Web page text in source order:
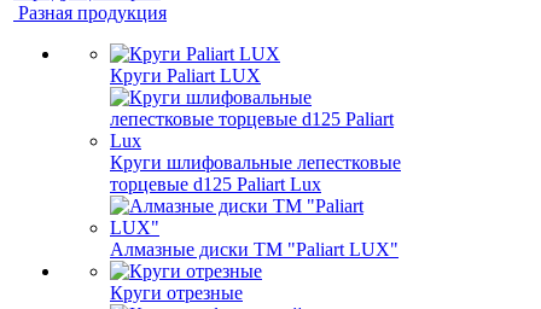
Разная продукция
Круги Paliart LUX
Круги шлифовальные лепестковые
торцевые d125 Paliart Lux
Алмазные диски ТМ "Paliart LUX"
Круги отрезные